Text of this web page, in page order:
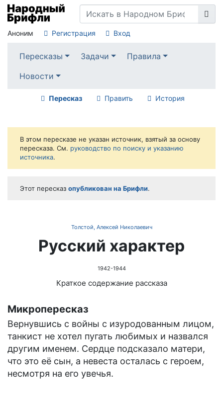
Аноним Регистрация Вход
Пересказы Задачи
Правила
Новости
Пересказ Править История
В этом пересказе не указан источник, взятый за основу
пересказа. См. руководство по поиску и указанию
источника.
Этот пересказ опубликован на Брифли.
Толстой, Алексей Николаевич
Русский характер
1942-1944
Краткое содержание рассказа
Микропересказ
Вернувшись с войны с изуродованным лицом,
танкист не хотел пугать любимых и назвался
другим именем. Сердце подсказало матери,
что это её сын, а невеста осталась с героем,
несмотря на его увечья.